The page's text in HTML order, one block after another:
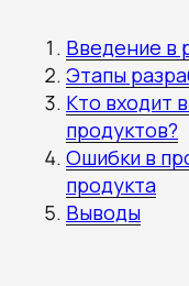
Введение в
Этапы
Кто входит
продуктов?
Ошибки в
продукта
Выводы